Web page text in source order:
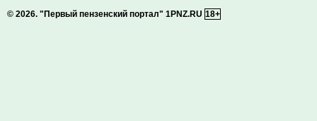
© 2026. "Первый пензенский портал" 1PNZ.RU 18+